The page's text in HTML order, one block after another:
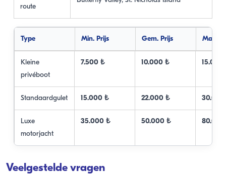
route
Type Min. Prijs Gem. Prijs Max.
Kleine
privéboot
7.500 ₺ 10.000 ₺ 15.000
Standaardgulet 15.000 ₺ 22.000 ₺
Luxe
motorjacht
35.000 ₺ 50.000 ₺
Veelgestelde vragen